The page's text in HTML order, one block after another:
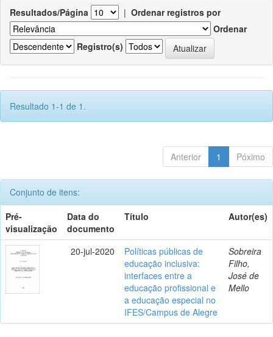
Resultados/Página | Ordenar registros por
Ordenar
Registro(s)
Resultado 1-1 de 1.
Anterior 1 Póximo
Conjunto de itens:
Pré-
visualização
Data do
documento
Título Autor(es)
20-jul-2020
Políticas públicas de
educação inclusiva:
interfaces entre a
educação profissional e
a educação especial no
IFES/Campus de Alegre
Sobreira
Filho,
José de
Mello